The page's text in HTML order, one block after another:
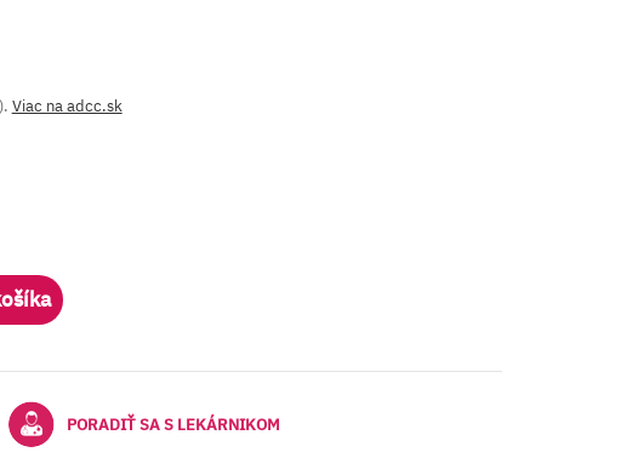
Viac na adcc.sk
PORADIŤ SA S LEKÁRNIKOM